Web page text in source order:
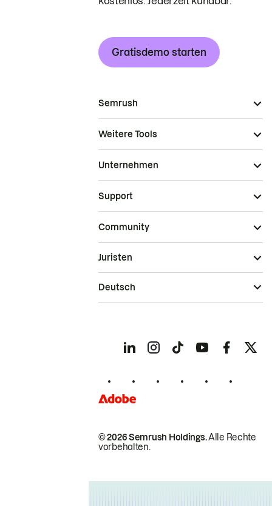
Gratisdemo starten
Semrush
Weitere Tools
Unternehmen
Support
Community
© 2026 Semrush Holdings.Alle Rechte
vorbehalten.
Juristen
Deutsch